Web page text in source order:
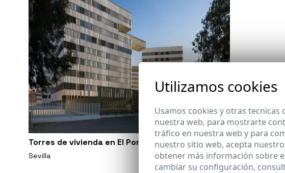
Torres de vivienda en El Porvenir, Sevilla
Sevilla
Utilizamos cookies
Usamos cookies y otras
nuestra web, para mostrarte
tráfico en nuestra web y para
nuestro sitio web, acepta
obtener más información sobre
cambiar su configuración,